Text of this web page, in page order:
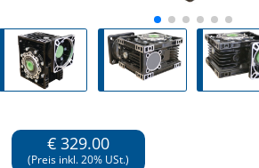
€ 329.00
(Preis inkl. 20% USt.)